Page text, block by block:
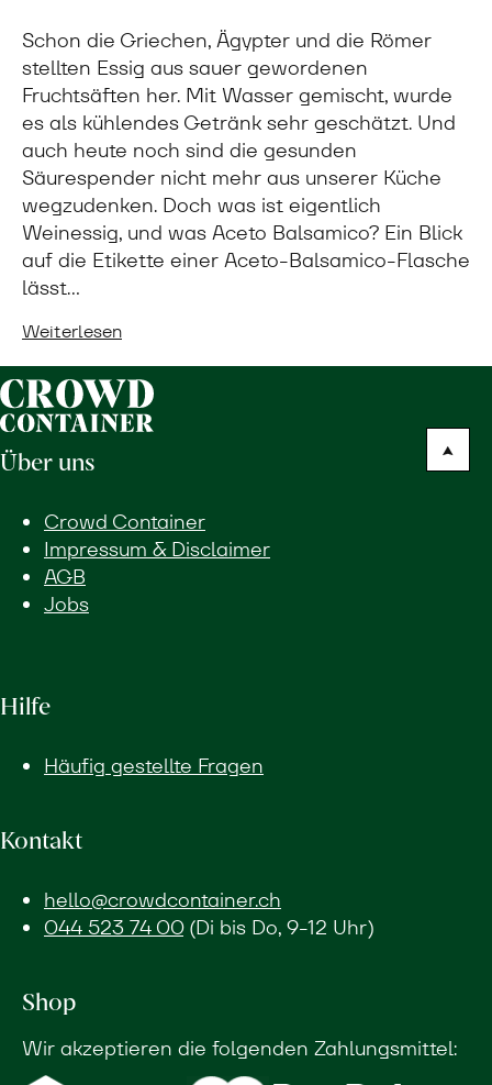
Schon die Griechen, Ägypter und die Römer
stellten Essig aus sauer gewordenen
Fruchtsäften her. Mit Wasser gemischt, wurde
es als kühlendes Getränk sehr geschätzt. Und
auch heute noch sind die gesunden
Säurespender nicht mehr aus unserer Küche
wegzudenken. Doch was ist eigentlich
Weinessig, und was Aceto Balsamico? Ein Blick
auf die Etikette einer Aceto-Balsamico-Flasche
lässt…
Weiterlesen
Über uns
Crowd Container
Impressum & Disclaimer
AGB
Jobs
Hilfe
Häufig gestellte Fragen
Kontakt
hello@crowdcontainer.ch
044 523 74 00(Di bis Do, 9-12 Uhr)
Shop
Wir akzeptieren die folgenden Zahlungsmittel: